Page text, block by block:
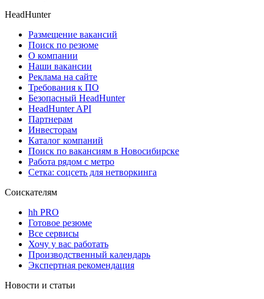
HeadHunter
Размещение вакансий
Поиск по резюме
О компании
Наши вакансии
Реклама на сайте
Требования к ПО
Безопасный HeadHunter
HeadHunter API
Партнерам
Инвесторам
Каталог компаний
Поиск по вакансиям в Новосибирске
Работа рядом с метро
Сетка: соцсеть для нетворкинга
Соискателям
hh PRO
Готовое резюме
Все сервисы
Хочу у вас работать
Производственный календарь
Экспертная рекомендация
Новости и статьи